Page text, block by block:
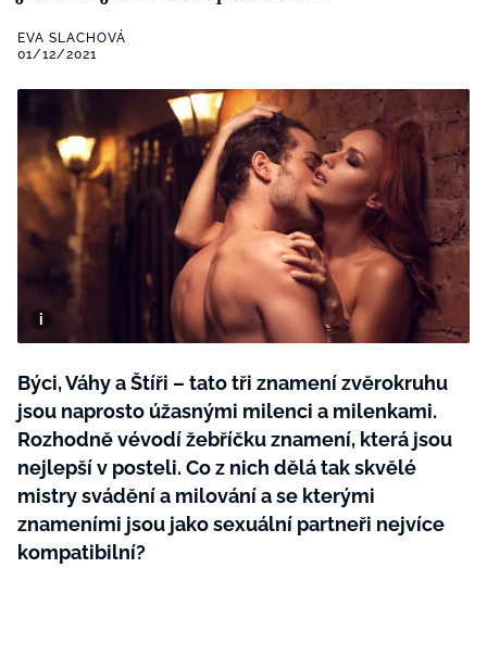
Seberozvoj
ZDRAVÍ
ZÁBAVA
Všechny kategorie
Testy a kvízy
BYDLENÍ
Všechny kategorie
Tvoření
Rady a tipy
BurdaMedia
Extra
SVĚT ŽENY - 599 KČ
ROČNÍ PŘEDPLATNÉ SVĚT ŽENY +
SADA PRODUKTŮ MANA (10 ks)
EVA SLACHOVÁ
01/12/2021
Býci, Váhy a Štíři – tato tři znamení zvěrokruhu
jsou naprosto úžasnými milenci a milenkami.
Rozhodně vévodí žebříčku znamení, která jsou
nejlepší v posteli. Co z nich dělá tak skvělé
mistry svádění a milování a se kterými
znameními jsou jako sexuální partneři nejvíce
kompatibilní?